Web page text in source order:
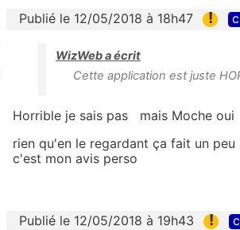
Publié le 12/05/2018 à 18h47 !
WizWeb a écrit
Cette application est juste
Horrible je sais pas mais Moche oui
rien qu'en le regardant ça fait un
c'est mon avis perso
Publié le 12/05/2018 à 19h43 !